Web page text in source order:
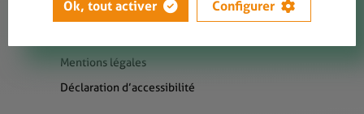
Liens utiles
Mentions légales
Déclaration d’accessibilité
Ok, tout activer Configurer